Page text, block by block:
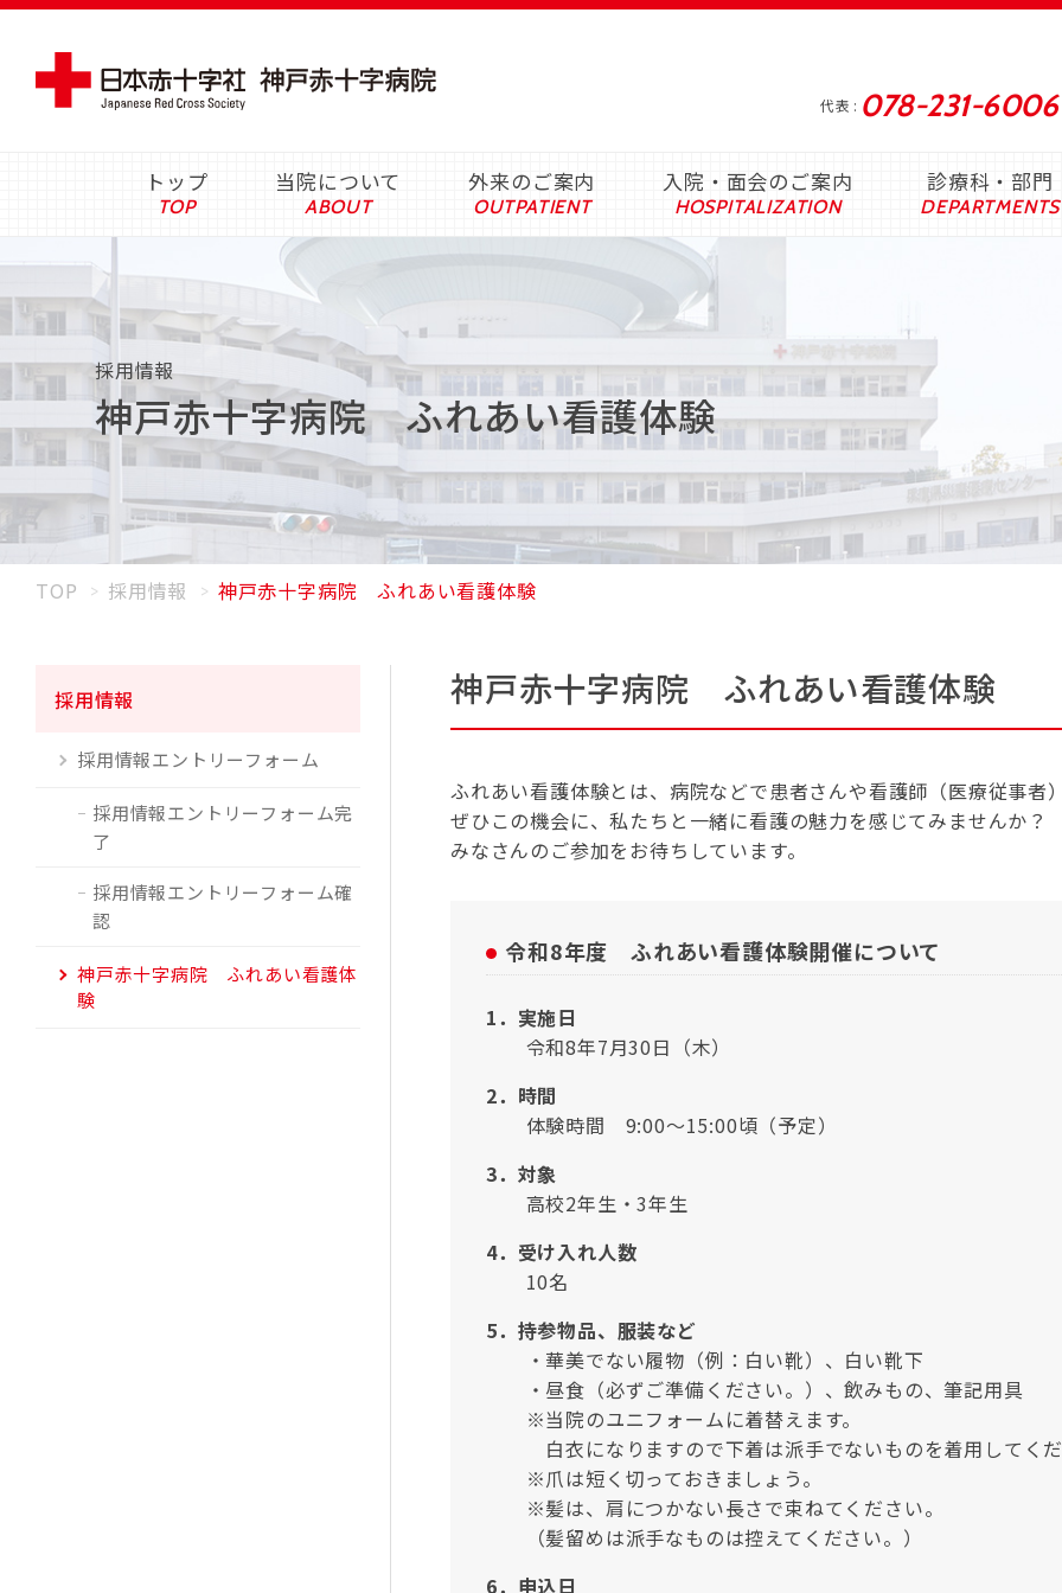
代表 078-231-6006
トップ 当院について 外来のご案内 入院・面会のご案内 診療科・部門
採用情報
神戸赤十字病院 ふれあい看護体験
TOP 採用情報 神戸赤十字病院 ふれあい看護体験
神戸赤十字病院 ふれあい看護体験
ふれあい看護体験とは、病院などで患者さんや看護師（医療従事
ぜひこの機会に、私たちと一緒に看護の魅力を感じてみませんか？
みなさんのご参加をお待ちしています。
令和8年度 ふれあい看護体験開催について
1．実施日
令和8年7月30日（木）
2．時間
体験時間 9:00～15:00頃（予定）
3．対象
高校2年生・3年生
4．受け入れ人数
10名
5．持参物品、服装など
・華美でない履物（例：白い靴）、白い靴下
・昼食（必ずご準備ください。）、飲みもの、筆記用具
※当院のユニフォームに着替えます。
白衣になりますので下着は派手でないものを着用してく
※爪は短く切っておきましょう。
※髪は、肩につかない長さで束ねてください。
（髪留めは派手なものは控えてください。）
6．申込日
採用情報
採用情報エントリーフォーム
採用情報エントリーフォーム完
了
採用情報エントリーフォーム確
認
神戸赤十字病院 ふれあい看護体
験